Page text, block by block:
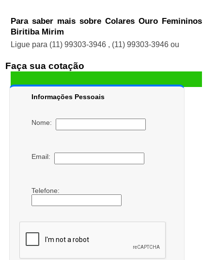
Para saber mais sobre Colares Ouro Femininos
Biritiba Mirim
Ligue para (11) 99303-3946 , (11) 99303-3946 ou
Faça sua cotação
Informações Pessoais
Nome:
Email:
Telefone: